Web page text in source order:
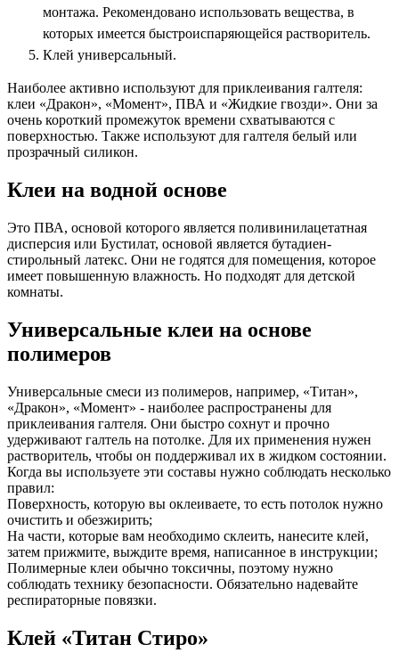
монтажа. Рекомендовано использовать вещества, в
которых имеется быстроиспаряющейся растворитель.
Клей универсальный.
Наиболее активно используют для приклеивания галтеля:
клеи «Дракон», «Момент», ПВА и «Жидкие гвозди». Они за
очень короткий промежуток времени схватываются с
поверхностью. Также используют для галтеля белый или
прозрачный силикон.
Клеи на водной основе
Это ПВА, основой которого является поливинилацетатная
дисперсия или Бустилат, основой является бутадиен-
стирольный латекс. Они не годятся для помещения, которое
имеет повышенную влажность. Но подходят для детской
комнаты.
Универсальные клеи на основе
полимеров
Универсальные смеси из полимеров, например, «Титан»,
«Дракон», «Момент» - наиболее распространены для
приклеивания галтеля. Они быстро сохнут и прочно
удерживают галтель на потолке. Для их применения нужен
растворитель, чтобы он поддерживал их в жидком состоянии.
Когда вы используете эти составы нужно соблюдать несколько
правил:
Поверхность, которую вы оклеиваете, то есть потолок нужно
очистить и обезжирить;
На части, которые вам необходимо склеить, нанесите клей,
затем прижмите, выждите время, написанное в инструкции;
Полимерные клеи обычно токсичны, поэтому нужно
соблюдать технику безопасности. Обязательно надевайте
респираторные повязки.
Клей «Титан Стиро»